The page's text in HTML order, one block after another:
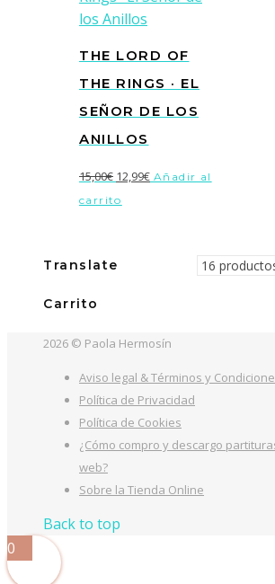
THE LORD OF
THE RINGS · EL
SEÑOR DE LOS
ANILLOS
15,00€ El
precio
15,00€.
12,99€ElAñadir al
carrito
Translate
Carrito
2026 © Paola Hermosín
Aviso legal & Términos y
Política de Privacidad
Política de Cookies
¿Cómo compro y descargo
web?
Sobre la Tienda Online
Back to top
0